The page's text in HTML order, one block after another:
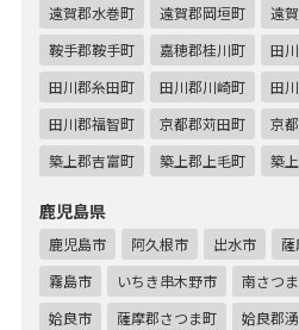
遠賀郡水巻町
遠賀郡岡垣町 遠
鞍手郡鞍手町
嘉穂郡桂川町 田
田川郡糸田町
田川郡川崎町 田
田川郡福智町
京都郡苅田町
京
築上郡吉富町
築上郡上毛町 築
鹿児島県
鹿児島市 阿久根市 出水市 薩
霧島市
いちき串木野市 南さつ
姶良市
薩摩郡さつま町 姶良郡